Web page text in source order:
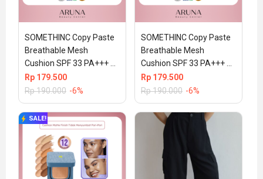
SOMETHINC Copy Paste
Breathable Mesh
Cushion SPF 33 PA+++
15gr (100% ORIGINAL &
BPOM) – Serene
Rp 179.500
Rp190.000 -6%
SOMETHINC Copy Paste
Breathable Mesh
Cushion SPF 33 PA+++
15gr (100% ORIGINAL &
BPOM) – Perle
Rp 179.500
Rp190.000 -6%
SALE!